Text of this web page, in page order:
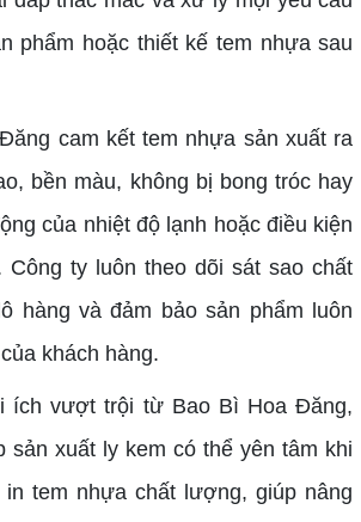
phẩm hoặc thiết kế tem nhựa sau
cam kết tem nhựa sản xuất ra
bền màu, không bị bong tróc hay
của nhiệt độ lạnh hoặc điều kiện
Công ty luôn theo dõi sát sao chất
hàng và đảm bảo sản phẩm luôn
khách hàng.
vượt trội từ Bao Bì Hoa Đăng,
sản xuất ly kem có thể yên tâm khi
in tem nhựa chất lượng, giúp nâng